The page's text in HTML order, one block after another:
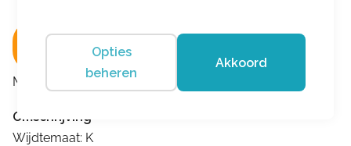
Merk: Ganter
Omschrijving
Wijdtemaat: K
Opties
beheren
Akkoord